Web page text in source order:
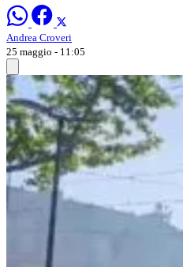
Andrea Croveri
25 maggio - 11:05